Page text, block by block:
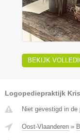
BEKIJK
Logopediepraktijk
Niet gevestigd in de
Oost-Vlaanderen »